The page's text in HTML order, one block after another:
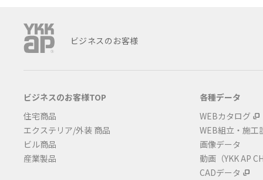
ビジネスのお客様
ビジネスのお客様TOP
住宅商品
エクステリア/外装 商品
ビル商品
産業製品
各種データ
WEBカタログ
WEB組立・施工
画像データ
動画（YKK AP
CADデータ